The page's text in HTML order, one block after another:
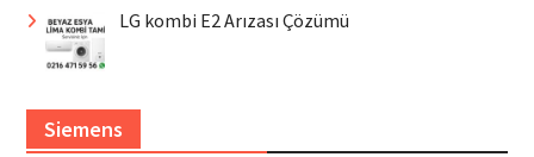
LG kombi E2 Arızası Çözümü
Siemens